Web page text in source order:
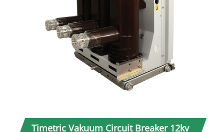
Timetric Vakuum Circuit Breaker 12kv